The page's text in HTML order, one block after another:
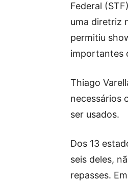
Federal
uma diretriz
permitiu
importantes
Thiago
necessários
ser usados.
Dos 13
seis deles,
repasses.